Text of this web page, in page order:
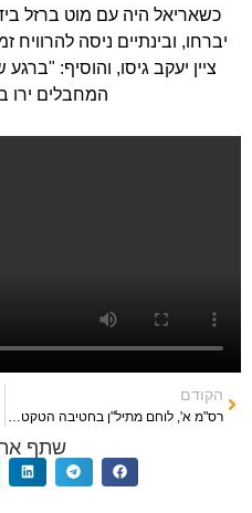
כשאריאל היה עם מוט ברזל
יברחו, ובינתיים ניסה
ציין יעקב גיסו, והוסיף:
המחבלים ירו
הקודם
שתף